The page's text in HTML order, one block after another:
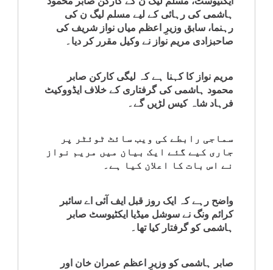
ویڈیوز
سیاست
قومی
سپلیمنٹس
ہاشمی کی رہائی کے لیے مسلم لیگ ن کی
رہنما، سابق وزیرِ اعظم میاں نواز شریف کی
صاحبزادی مریم نواز نے وکیل مقرر کر دیا۔
مریم نواز کا کہنا ہے کہ لیگی کارکن صابر
محمود ہاشمی کی گرفتاری کے خلاف ایڈووکیٹ
فرہاد شاہ کیس لڑیں گے۔
سماجی رابطے کی ویب سائٹ ٹوئٹر پر
جاری کیے گئے ایک بیان میں مریم نواز
نے اس بات کا اعلان کیا ہے۔
واضح رہے کہ ایک روز قبل ایف آئی اے سائبر
کرائم ونگ نے سوشل میڈیا ایکٹیوسٹ صابر
ہاشمی کو گرفتار کیا تھا۔
صابر ہاشمی کو وزیرِ اعظم عمران خان اور